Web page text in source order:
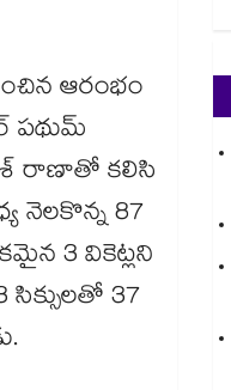
ఆరంభం
పథుమ్
రాణాతో కలిసి
నెలకొన్న 87
3 వికెట్లని
37